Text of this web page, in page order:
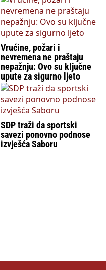
Vrućine, požari i
nevremena ne praštaju
nepažnju: Ovo su ključne
upute za sigurno ljeto
SDP traži da sportski
savezi ponovno podnose
izvješća Saboru